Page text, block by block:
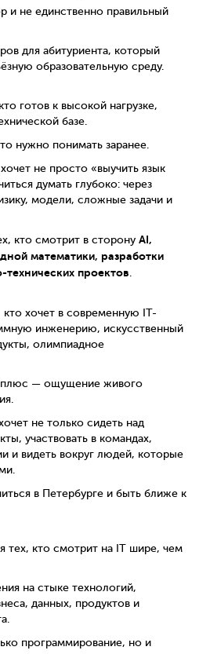
и не единственно правильный
для абитуриента, который
образовательную среду.
готов к высокой нагрузке,
базе.
нужно понимать заранее.
не просто «выучить язык
думать глубоко: через
модели, сложные задачи и
кто смотрит в сторону AI,
математики, разработки
проектов.
хочет в современную IT-
инженерию, искусственный
олимпиадное
плюс — ощущение живого
не только сидеть над
участвовать в командах,
и видеть вокруг людей, которые
в Петербурге и быть ближе к
кто смотрит на IT шире, чем
на стыке технологий,
данных, продуктов и
программирование, но и